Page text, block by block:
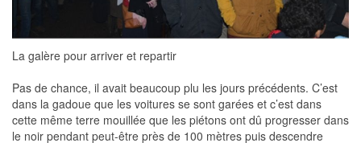
La galère pour arriver et repartir
Pas de chance, il avait beaucoup plu les jours précédents. C’est
dans la gadoue que les voitures se sont garées et c’est dans
cette même terre mouillée que les piétons ont dû progresser dans
le noir pendant peut-être près de 100 mètres puis descendre